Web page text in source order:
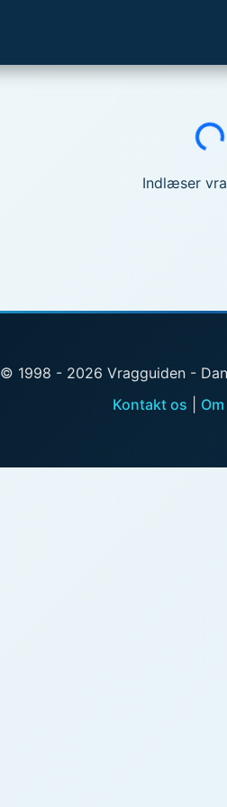
Indlæser...
Indlæser
© 1998 - 2026 Vragguiden -
Kontakt os